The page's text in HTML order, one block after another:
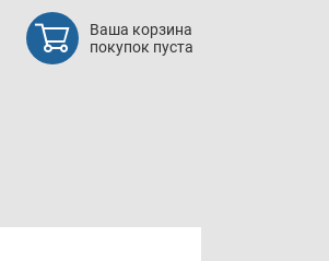
Ваша корзина
покупок пуста